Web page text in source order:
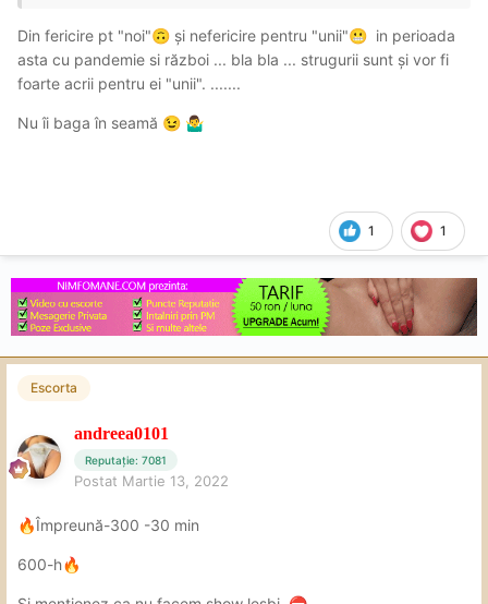
Din fericire pt "noi"🙃 și nefericire pentru "unii"😬 in perioada
asta cu pandemie si război ... bla bla ... strugurii sunt și vor fi
foarte acrii pentru ei "unii". .......
Nu îi baga în seamă 😉 🤷‍♂️
1 1
Escorta
andreea0101
Reputație: 7081
Postat Martie 13, 2022
🔥Împreună-300 -30 min
600-h🔥